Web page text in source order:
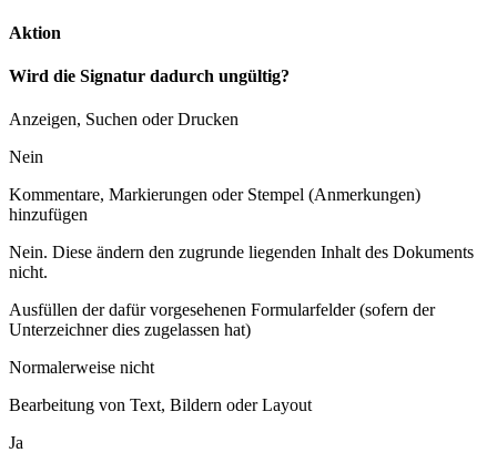
Aktion
Wird die Signatur dadurch ungültig?
Anzeigen, Suchen oder Drucken
Nein
Kommentare, Markierungen oder Stempel (Anmerkungen)
hinzufügen
Nein. Diese ändern den zugrunde liegenden Inhalt des Dokuments
nicht.
Ausfüllen der dafür vorgesehenen Formularfelder (sofern der
Unterzeichner dies zugelassen hat)
Normalerweise nicht
Bearbeitung von Text, Bildern oder Layout
Ja